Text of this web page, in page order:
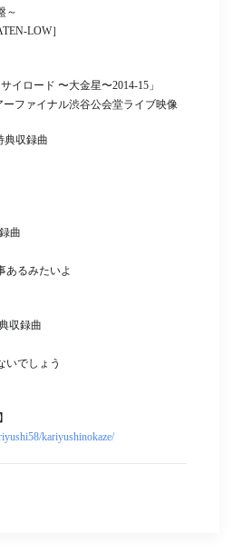
～
LOW］
イロード 〜大金星〜2014-15」
ーファイナル渋谷公会堂ライブ映像
典収録曲
曲
あるみたいよ
収録曲
いでしょう
kariyushinokaze/